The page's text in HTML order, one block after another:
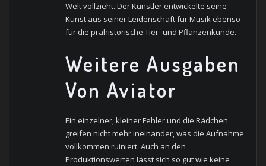
Welt vollzieht. Der Künstler entwickelte seine
Kunst aus seiner Leidenschaft für Musik ebenso
für die prähistorische Tier- und Pflanzenkunde.
Weitere Ausgaben
Von Aviator
Ein einzelner, kleiner Fehler und die Rädchen
greifen nicht mehr ineinander, was die Aufnahme
vollkommen ruiniert. Auch an den
Produktionswerten lässt sich so gut wie keine